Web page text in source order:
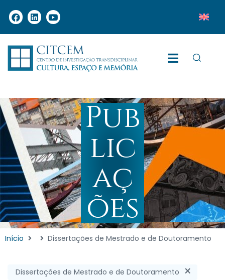
Pub
lic
aç
ões
Início Dissertações de Mestrado e de Doutoramento
Dissertações de Mestrado e de Doutoramento ×